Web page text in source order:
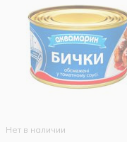
Нет в наличии